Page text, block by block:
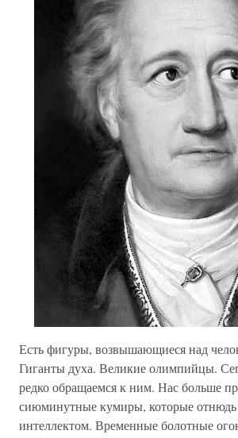
Есть фигуры, возвышающиеся над
Гиганты духа. Великие олимпийцы.
редко обращаемся к ним. Нас больше
сиюминутные кумиры, которые
интеллектом. Временные болотные